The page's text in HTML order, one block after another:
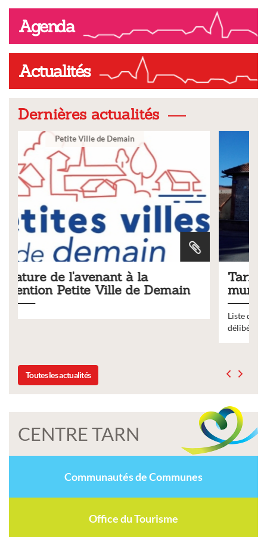
Agenda
Actualités
Dernières actualités
Tarifs 2026 des services
municipaux
délibération du conseil municipal du 19 décembre 2025
Toutes les actualités
CENTRE TARN
Communautés de Communes
Office du Tourisme